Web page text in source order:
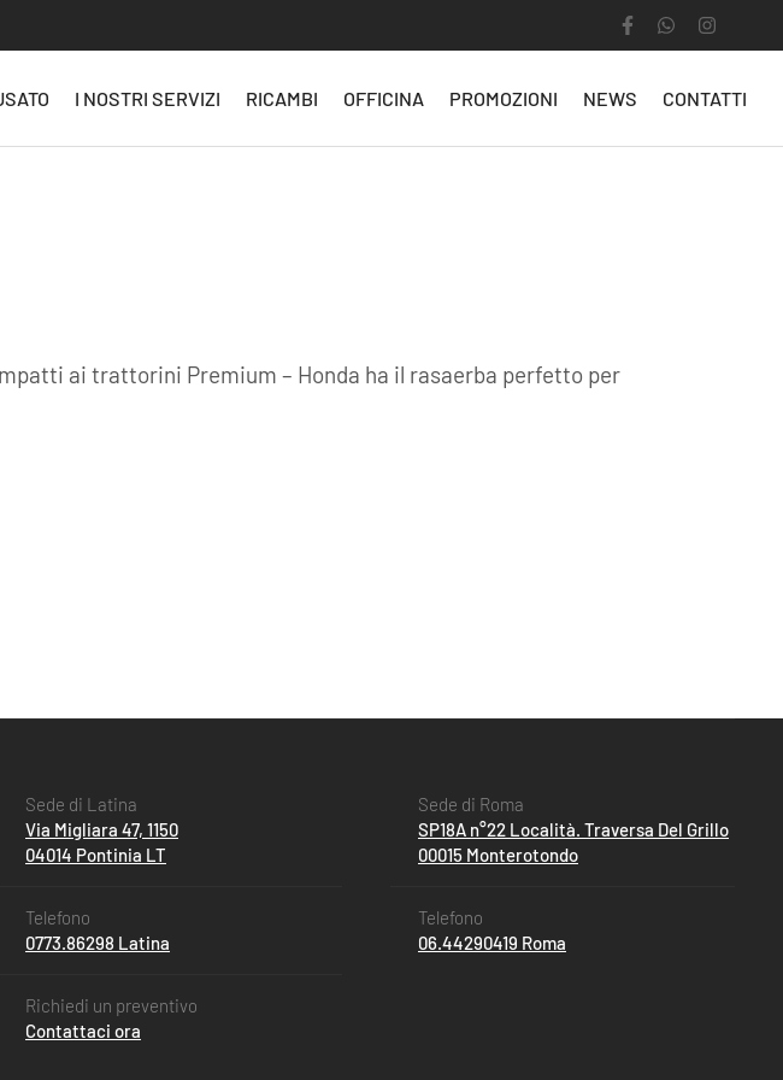
I NOSTRI SERVIZI RICAMBI OFFICINA PROMOZIONI NEWS CONTATTI
ai trattorini Premium – Honda ha il rasaerba perfetto per
Sede di Roma
SP18A n°22 Località. Traversa Del Grillo
00015 Monterotondo
Telefono
06.44290419 Roma
Sede di Latina
Via Migliara 47, 1150
04014 Pontinia LT
Telefono
0773.86298 Latina
Richiedi un preventivo
Contattaci ora